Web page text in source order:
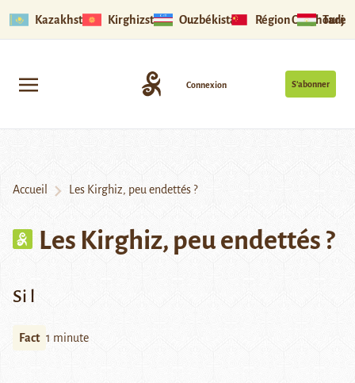
Kazakhstan Kirghizstan Ouzbékistan Région Ouïghoure
S’abonner
Connexion
Accueil Les Kirghiz, peu endettés ?
Les Kirghiz, peu endettés ?
Si l
Fact 1 minute